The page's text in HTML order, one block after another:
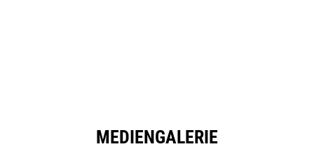
MEDIENGALERIE